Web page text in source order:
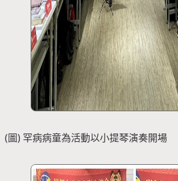
(圖) 罕病病童為活動以小提琴演奏開場